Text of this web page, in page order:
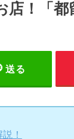
！「都
送る
！